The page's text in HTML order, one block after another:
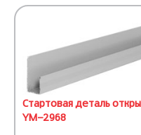
Стартовая деталь
YM-2968